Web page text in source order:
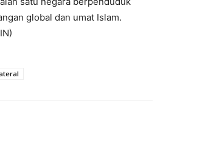
global dan umat Islam.